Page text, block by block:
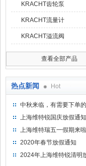
KRACHT齿轮泵
KRACHT流量计
KRACHT溢流阀
查看全部产品
热点新闻 Hot
中秋来临，有需要下单
提前下单
上海维特锐国庆放假通知
上海维特瑞五一假期来啦
2020年春节放假通知
2024年上海维特锐清明